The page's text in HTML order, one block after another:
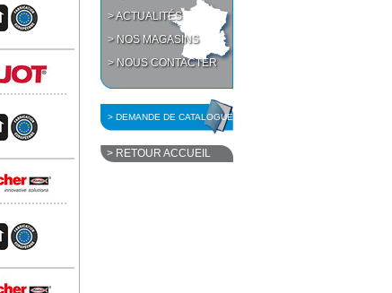
> ACTUALITÉS
> NOS MAGASINS
> NOUS CONTACTER
> DEMANDE DE CATALOGUE
> RETOUR ACCUEIL